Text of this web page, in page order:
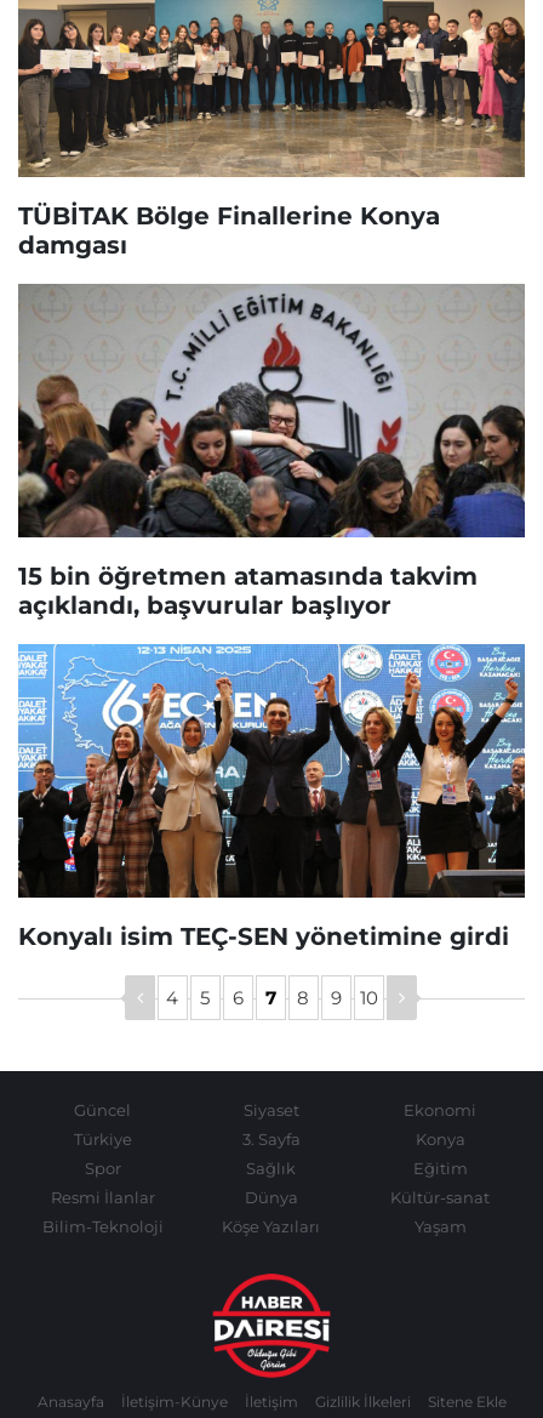
TÜBİTAK Bölge Finallerine Konya
damgası
15 bin öğretmen atamasında takvim
açıklandı, başvurular başlıyor
Konyalı isim TEÇ-SEN yönetimine girdi
4 5 6 7 8 9 10
Güncel Siyaset
Ekonomi
Türkiye
3. Sayfa
Konya
Spor
Sağlık
Eğitim
Resmi İlanlar
Dünya
Kültür-sanat
Bilim-Teknoloji
Köşe Yazıları Yaşam
Anasayfa İletişim-Künye İletişim Gizlilik İlkeleri Sitene Ekle